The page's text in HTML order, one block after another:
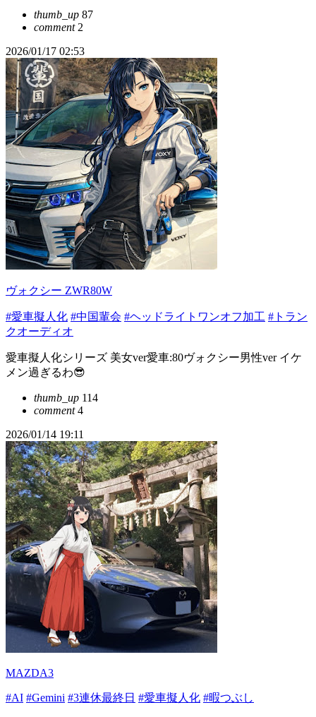
thumb_up 87
comment2
2026/01/17 02:53
ヴォクシー ZWR80W
#愛車擬人化 #中国輩会 #ヘッドライトワンオフ加工 #トラン
クオーディオ
愛車擬人化シリーズ 美女ver愛車:80ヴォクシー男性ver イケ
メン過ぎるわ😎
thumb_up 114
comment4
2026/01/14 19:11
MAZDA3
#AI #Gemini #3連休最終日 #愛車擬人化 #暇つぶし